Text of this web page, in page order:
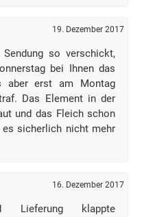
19. Dezember 2017
so verschickt,
bei Ihnen das
aber erst am Montag
Das Element in der
und das Fleich schon
sicherlich nicht mehr
16. Dezember 2017
Lieferung klappte